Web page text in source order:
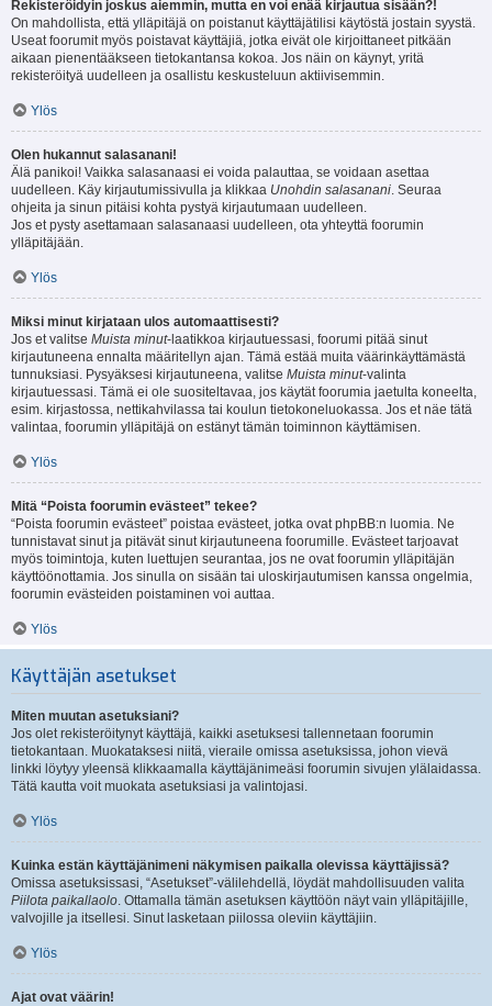
Rekisteröidyin joskus aiemmin, mutta en voi enää kirjautua sisään?!
On mahdollista, että ylläpitäjä on poistanut käyttäjätilisi käytöstä jostain syystä.
Useat foorumit myös poistavat käyttäjiä, jotka eivät ole kirjoittaneet pitkään
aikaan pienentääkseen tietokantansa kokoa. Jos näin on käynyt, yritä
rekisteröityä uudelleen ja osallistu keskusteluun aktiivisemmin.
Ylös
Olen hukannut salasanani!
Älä panikoi! Vaikka salasanaasi ei voida palauttaa, se voidaan asettaa
uudelleen. Käy kirjautumissivulla ja klikkaa Unohdin salasanani. Seuraa
ohjeita ja sinun pitäisi kohta pystyä kirjautumaan uudelleen.
Jos et pysty asettamaan salasanaasi uudelleen, ota yhteyttä foorumin
ylläpitäjään.
Ylös
Miksi minut kirjataan ulos automaattisesti?
Jos et valitse Muista minut-laatikkoa kirjautuessasi, foorumi pitää sinut
kirjautuneena ennalta määritellyn ajan. Tämä estää muita väärinkäyttämästä
tunnuksiasi. Pysyäksesi kirjautuneena, valitse Muista minut-valinta
kirjautuessasi. Tämä ei ole suositeltavaa, jos käytät foorumia jaetulta koneelta,
esim. kirjastossa, nettikahvilassa tai koulun tietokoneluokassa. Jos et näe tätä
valintaa, foorumin ylläpitäjä on estänyt tämän toiminnon käyttämisen.
Ylös
Mitä “Poista foorumin evästeet” tekee?
“Poista foorumin evästeet” poistaa evästeet, jotka ovat phpBB:n luomia. Ne
tunnistavat sinut ja pitävät sinut kirjautuneena foorumille. Evästeet tarjoavat
myös toimintoja, kuten luettujen seurantaa, jos ne ovat foorumin ylläpitäjän
käyttöönottamia. Jos sinulla on sisään tai uloskirjautumisen kanssa ongelmia,
foorumin evästeiden poistaminen voi auttaa.
Ylös
Käyttäjän asetukset
Miten muutan asetuksiani?
Jos olet rekisteröitynyt käyttäjä, kaikki asetuksesi tallennetaan foorumin
tietokantaan. Muokataksesi niitä, vieraile omissa asetuksissa, johon vievä
linkki löytyy yleensä klikkaamalla käyttäjänimeäsi foorumin sivujen ylälaidassa.
Tätä kautta voit muokata asetuksiasi ja valintojasi.
Ylös
Kuinka estän käyttäjänimeni näkymisen paikalla olevissa käyttäjissä?
Omissa asetuksissasi, “Asetukset”-välilehdellä, löydät mahdollisuuden valita
Piilota paikallaolo. Ottamalla tämän asetuksen käyttöön näyt vain ylläpitäjille,
valvojille ja itsellesi. Sinut lasketaan piilossa oleviin käyttäjiin.
Ylös
Ajat ovat väärin!